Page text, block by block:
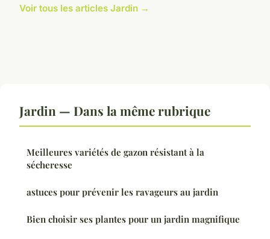
Voir tous les articles Jardin →
Jardin — Dans la même rubrique
Meilleures variétés de gazon résistant à la
sécheresse
astuces pour prévenir les ravageurs au jardin
Bien choisir ses plantes pour un jardin magnifique